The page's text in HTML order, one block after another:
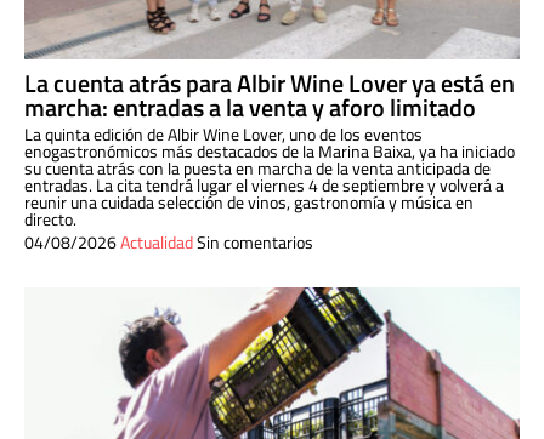
La cuenta atrás para Albir Wine Lover ya está en
marcha: entradas a la venta y aforo limitado
La quinta edición de Albir Wine Lover, uno de los eventos
enogastronómicos más destacados de la Marina Baixa, ya ha iniciado
su cuenta atrás con la puesta en marcha de la venta anticipada de
entradas. La cita tendrá lugar el viernes 4 de septiembre y volverá a
reunir una cuidada selección de vinos, gastronomía y música en
directo.
04/08/2026ActualidadSin comentarios